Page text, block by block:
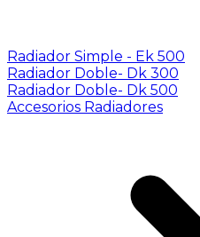
Radiador Simple - Ek 500
Radiador Doble- Dk 300
Radiador Doble- Dk 500
Accesorios Radiadores